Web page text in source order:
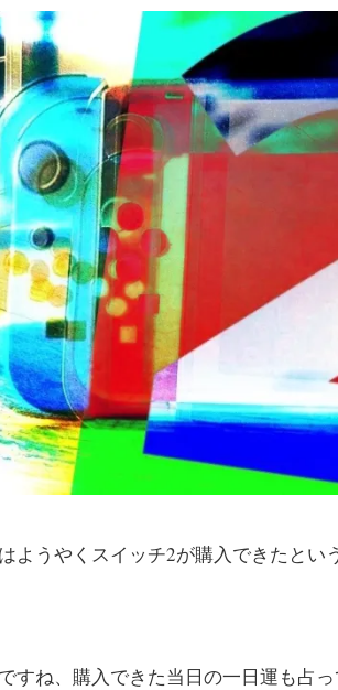
ようやくスイッチ2が購入できたとい
すね、購入できた当日の一日運も占